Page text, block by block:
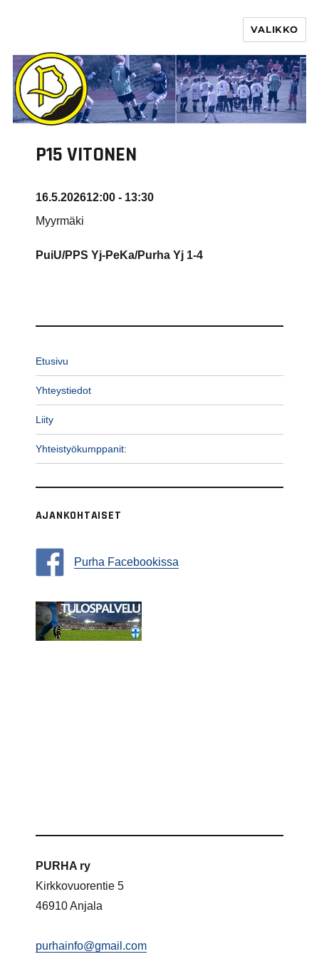
VALIKKO
P15 VITONEN
16.5.202612:00 - 13:30
Myyrmäki
PuiU/PPS Yj-PeKa/Purha Yj 1-4
Etusivu
Yhteystiedot
Liity
Yhteistyökumppanit:
AJANKOHTAISET
Purha Facebookissa
PURHA ry
Kirkkovuorentie 5
46910 Anjala
purhainfo@gmail.com